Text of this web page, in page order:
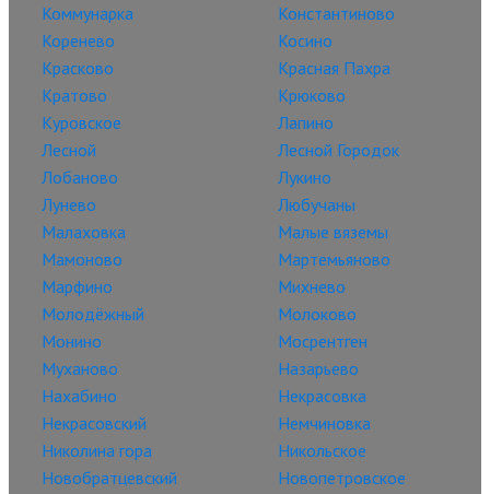
Коммунарка
Константиново
Коренево
Косино
Красково
Красная Пахра
Кратово
Крюково
Куровское
Лапино
Лесной
Лесной Городок
Лобаново
Лукино
Лунево
Любучаны
Малаховка
Малые вяземы
Мамоново
Мартемьяново
Марфино
Михнево
Молодёжный
Молоково
Монино
Мосрентген
Муханово
Назарьево
Нахабино
Некрасовка
Некрасовский
Немчиновка
Николина гора
Никольское
Новобратцевский
Новопетровское